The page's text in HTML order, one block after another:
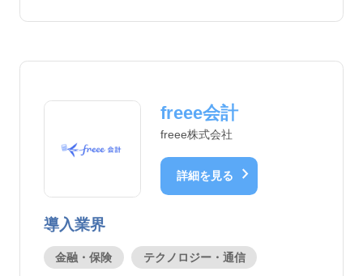
freee会計
freee株式会社
詳細を見る chevron_right
導入業界
金融・保険 テクノロジー・通信